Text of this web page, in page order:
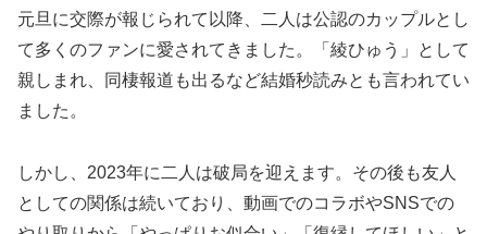
元旦に交際が報じられて以降、二人は公認のカップルとし
て多くのファンに愛されてきました。「綾ひゅう」として
親しまれ、同棲報道も出るなど結婚秒読みとも言われてい
ました。
しかし、2023年に二人は破局を迎えます。その後も友人
としての関係は続いており、動画でのコラボやSNSでの